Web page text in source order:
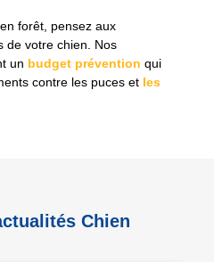
forêt, pensez aux
de votre chien. Nos
un budget prévention qui
contre les puces et les
Chien